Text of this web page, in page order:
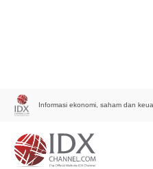
Informasi ekonomi, saham dan